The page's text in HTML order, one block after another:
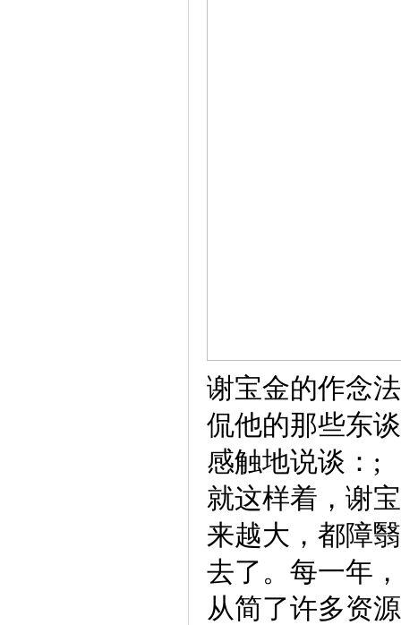
谢宝金的作念
侃他的那些东
感触地说谈：;
就这样着，谢
来越大，都障
去了。每一年
从简了许多资